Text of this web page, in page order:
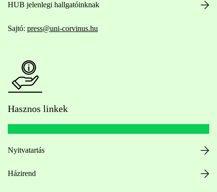
HUB jelenlegi hallgatóinknak
Sajtó: press@uni-corvinus.hu
Hasznos linkek
Nyitvatartás
Házirend